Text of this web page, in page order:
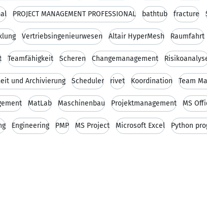
PROJECT MANAGEMENT PROFESSIONAL bathtub fracture
Vertriebsingenieurwesen Altair HyperMesh Raumfahrt
Teamfähigkeit Scheren Changemanagement
und Archivierung Scheduler rivet Koordination Team
MatLab Maschinenbau Projektmanagement MS
Engineering PMP MS Project Microsoft Excel Python